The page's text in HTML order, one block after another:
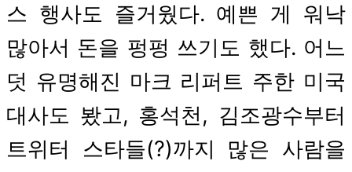
스 행사도 즐거웠다. 예쁜 게 워낙
많아서 돈을 펑펑 쓰기도 했다. 어느
덧 유명해진 마크 리퍼트 주한 미국
대사도 봤고, 홍석천, 김조광수부터
트위터 스타들(?)까지 많은 사람을